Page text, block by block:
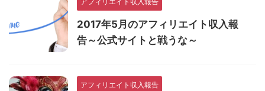
2017年5月のアフィリエイト収入報
告～公式サイトと戦うな～
アフィリエイト収入報告